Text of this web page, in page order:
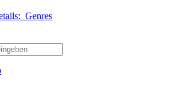
Genres